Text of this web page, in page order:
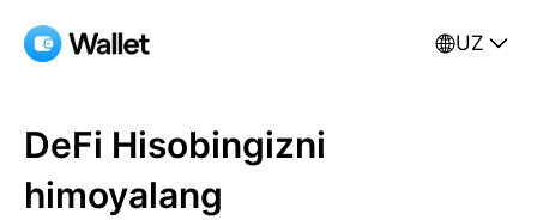
UZ
DeFi Hisobingizni
himoyalang